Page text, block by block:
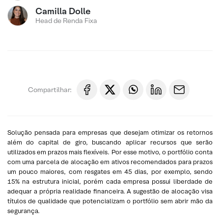
Camilla Dolle
Head de Renda Fixa
Compartilhar:
Solução pensada para empresas que desejam otimizar os retornos
além do capital de giro, buscando aplicar recursos que serão
utilizados em prazos mais flexíveis. Por esse motivo, o portfólio conta
com uma parcela de alocação em ativos recomendados para prazos
um pouco maiores, com resgates em 45 dias, por exemplo, sendo
15% na estrutura inicial, porém cada empresa possui liberdade de
adequar a própria realidade financeira. A sugestão de alocação visa
títulos de qualidade que potencializam o portfólio sem abrir mão da
segurança.